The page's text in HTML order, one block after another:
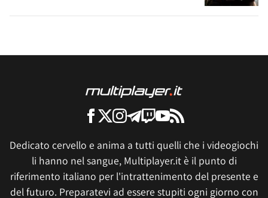
Dedicato cervello e anima a tutti quelli che i videogiochi
li hanno nel sangue, Multiplayer.it è il punto di
riferimento italiano per l'intrattenimento del presente e
del futuro. Preparatevi ad essere stupiti ogni giorno con